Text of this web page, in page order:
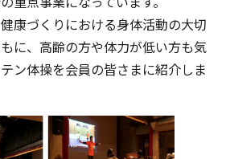
康づくりにおける身体活動の大切
に、高齢の方や体力が低い方も気
ン体操を会員の皆さまに紹介しま